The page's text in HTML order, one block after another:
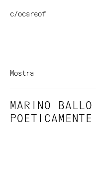
c/ocareof
Mostra
MARINO